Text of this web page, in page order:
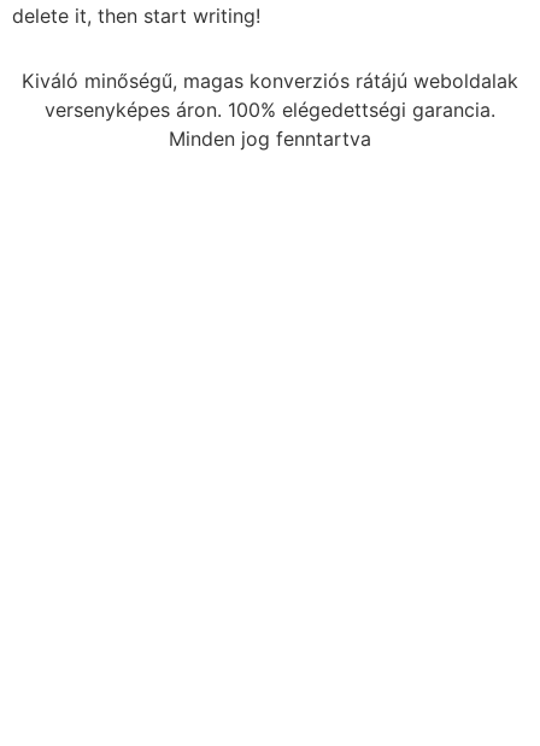
delete it, then start writing!
Kiváló minőségű, magas konverziós rátájú weboldalak
versenyképes áron. 100% elégedettségi garancia.
Minden jog fenntartva